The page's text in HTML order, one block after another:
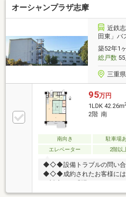
オーシャンプラザ志摩
近鉄
田東」バ
築52年1
総戸数55
三重
95万円
1LDK 42.26m2
2階 南
南向き 駐車場
エレベーター
2階以
◆◇◆設備トラブルの問い合
◆◇◆成約されたお客様には
す。24時間365日コールセン